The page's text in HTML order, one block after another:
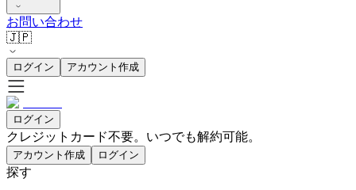
お問い合わせ
🇯🇵
ログイン アカウント作成
ログイン
クレジットカード不要。いつでも解約可能。
アカウント作成 ログイン
探す